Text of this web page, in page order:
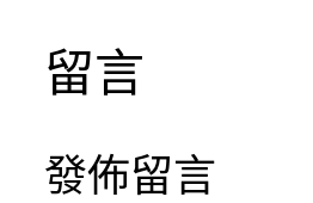
留言
發佈留言